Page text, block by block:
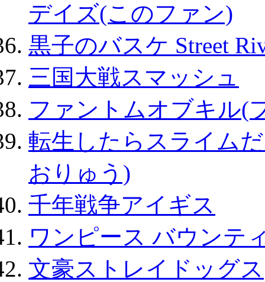
デイズ(このファン)
黒子のバスケ Street
三国大戦スマッシュ
ファントムオブキル(
転生したらスライム
おりゅう)
千年戦争アイギス
ワンピース バウンテ
文豪ストレイドッグス